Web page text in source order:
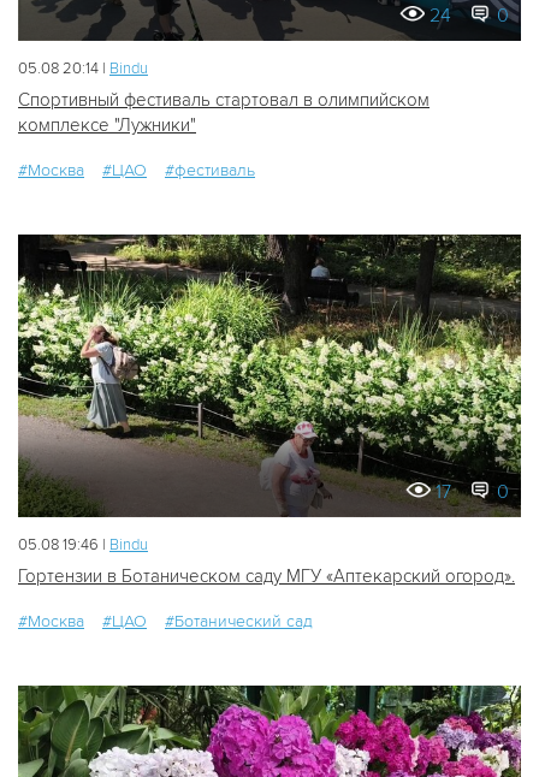
24 0
05.08 20:14 | Bindu
Спортивный фестиваль стартовал в олимпийском
комплексе "Лужники"
#Москва #ЦАО #фестиваль
17 0
05.08 19:46 | Bindu
Гортензии в Ботаническом саду МГУ «Аптекарский огород».
#Москва #ЦАО #Ботанический сад